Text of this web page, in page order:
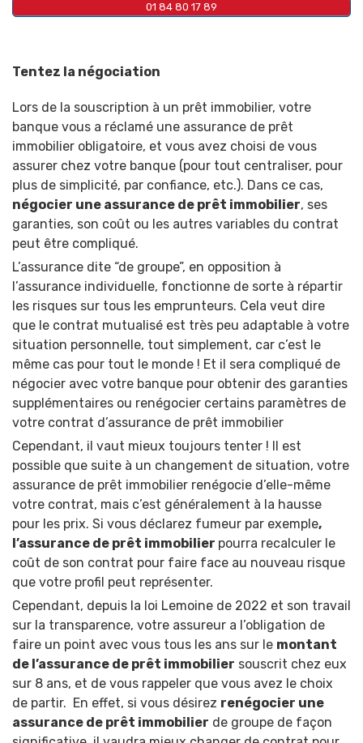
01 84 80 17 89
Tentez la négociation
Lors de la souscription à un prêt immobilier, votre
banque vous a réclamé une assurance de prêt
immobilier obligatoire, et vous avez choisi de vous
assurer chez votre banque (pour tout centraliser, pour
plus de simplicité, par confiance, etc.). Dans ce cas,
négocier une assurance de prêt immobilier, ses
garanties, son coût ou les autres variables du contrat
peut être compliqué.
L’assurance dite “de groupe”, en opposition à
l’assurance individuelle, fonctionne de sorte à répartir
les risques sur tous les emprunteurs. Cela veut dire
que le contrat mutualisé est très peu adaptable à votre
situation personnelle, tout simplement, car c’est le
même cas pour tout le monde ! Et il sera compliqué de
négocier avec votre banque pour obtenir des garanties
supplémentaires ou renégocier certains paramètres de
votre contrat d’assurance de prêt immobilier
Cependant, il vaut mieux toujours tenter !
Il est
possible que suite à un changement de situation, votre
assurance de prêt immobilier renégocie d’elle-même
votre contrat, mais c’est généralement à la hausse
pour les prix. Si vous déclarez fumeur par exemple,
l’assurance de prêt immobilier pourra recalculer le
coût de son contrat pour faire face au nouveau risque
que votre profil peut représenter.
Cependant, depuis la loi Lemoine de 2022 et son travail
sur la transparence, votre assureur a l’obligation de
faire un point avec vous tous les ans sur le montant
de l’assurance de prêt immobilier souscrit chez eux
sur 8 ans, et de vous rappeler que vous avez le choix
de partir. En effet, si vous désirez renégocier une
assurance de prêt immobilier de groupe de façon